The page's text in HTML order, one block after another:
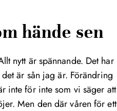
hände sen
nytt är spännande. Det har
är sån jag är. Förändring
inte för inte som vi säger att
Men den där våren för ett